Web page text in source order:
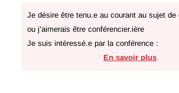
Je désire être tenu.e au courant au sujet de
ou j’aimerais être conférencier.ière
Je suis intéressé.e par la conférence :
En savoir plus